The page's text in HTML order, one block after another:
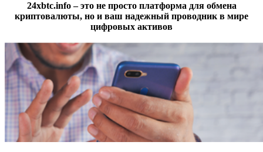
24xbtc.info – это не просто платформа для обмена
криптовалюты, но и ваш надежный проводник в мире
цифровых активов